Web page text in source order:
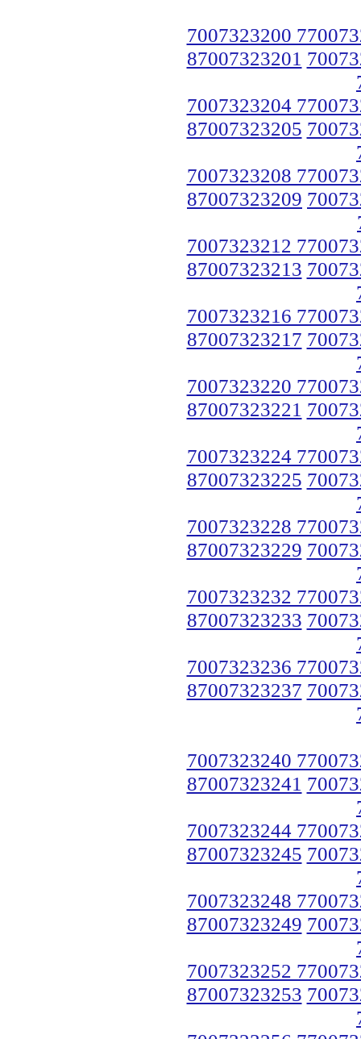
7007323200
87007323201
7007323204
87007323205
7007323208
87007323209
7007323212
87007323213
7007323216
87007323217
7007323220
87007323221
7007323224
87007323225
7007323228
87007323229
7007323232
87007323233
7007323236
87007323237
7007323240
87007323241
7007323244
87007323245
7007323248
87007323249
7007323252
87007323253